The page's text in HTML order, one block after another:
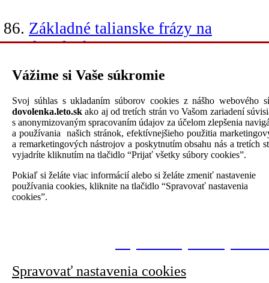
Základné talianske frázy na
dovolenke
Základné francúzske frázy na
dovolenke
Základné frázy v angličtine na
dovolenke
Základné frázy v španielčine na
dovolenke
Vážime si Vaše súkromie
Svoj súhlas s ukladaním súborov cookies z nášho webového
dovolenka.leto.sk ako aj od tretích strán vo Vašom zariadení
s anonymizovaným spracovaním údajov za účelom zlepšenia
a používania našich stránok, efektívnejšieho použitia
a remarketingových nástrojov a poskytnutím obsahu nás a tretích
vyjadríte kliknutím na tlačidlo “Prijať všetky súbory cookies”.
Pokiaľ si želáte viac informácií alebo si želáte zmeniť nastavenie
používania cookies, kliknite na tlačidlo “Spravovať nastavenia
cookies”.
Spravovať nastavenia cookies